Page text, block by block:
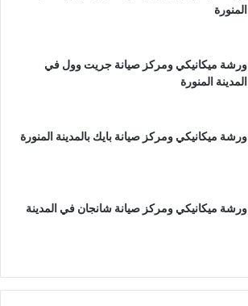
المنورة
ورشة ميكانيكي ومركز صيانة جريت وول في
المدينة المنورة
ورشة ميكانيكي ومركز صيانة بايك بالمدينة المنورة
ورشة ميكانيكي ومركز صيانة شانجان في المدينة